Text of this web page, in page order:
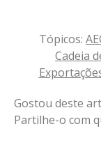
Tópicos:
Cadeia
Gostou deste
Partilhe-o com